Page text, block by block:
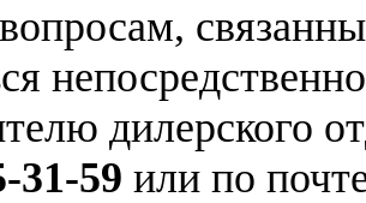
дилерского
31-59 или по